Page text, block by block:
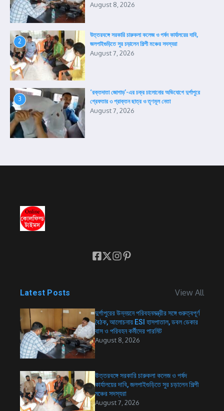
August 8, 2026
2
উত্তরবঙ্গে সরকারি চারুকলা কলেজ ও পর্ষদ কার্যালয়ের দাবি,
জলপাইগুড়িতে সুর চড়ালেন শিল্পী মঞ্চের সদস্যরা
August 7, 2026
3
‘রক্তদাতা জোগাড়’-এর চক্র চালোনোর অভিযোগে দুর্গাপুরে
গ্রেফতার ৩ প্রাক্তন ছাত্র ও তৃণমূল নেতা
August 7, 2026
Latest Posts View All
দুর্গাপুরের উন্নয়নে পরিবহনমন্ত্রীর সঙ্গে গুরুত্বপূর্ণ
বৈঠক, আলোচনায় ESI হাসপাতাল, ডবল ডেকার
বাস ও পরিবহন কর্মীদের পারমিট
August 8, 2026
উত্তরবঙ্গে সরকারি চারুকলা কলেজ ও পর্ষদ
কার্যালয়ের দাবি, জলপাইগুড়িতে সুর চড়ালেন শিল্পী
মঞ্চের সদস্যরা
August 7, 2026